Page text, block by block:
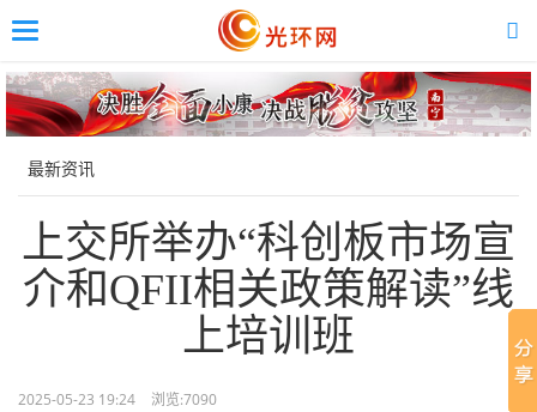
Skip
to
main
content
Toggle
最新资讯
上交所举办“科创板市场宣
介和QFII相关政策解读”线
上培训班
2025-05-23 19:24 浏览:7090